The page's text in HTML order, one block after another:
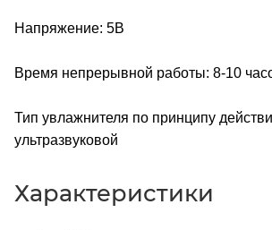
Напряжение: 5В
Время непрерывной работы: 8-10
Тип увлажнителя по принципу
ультразвуковой
Характеристики